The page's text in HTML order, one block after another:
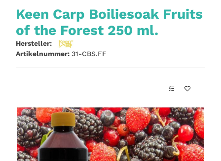
Keen Carp Boiliesoak Fruits
of the Forest 250 ml.
Hersteller:
Artikelnummer: 31-CBS.FF